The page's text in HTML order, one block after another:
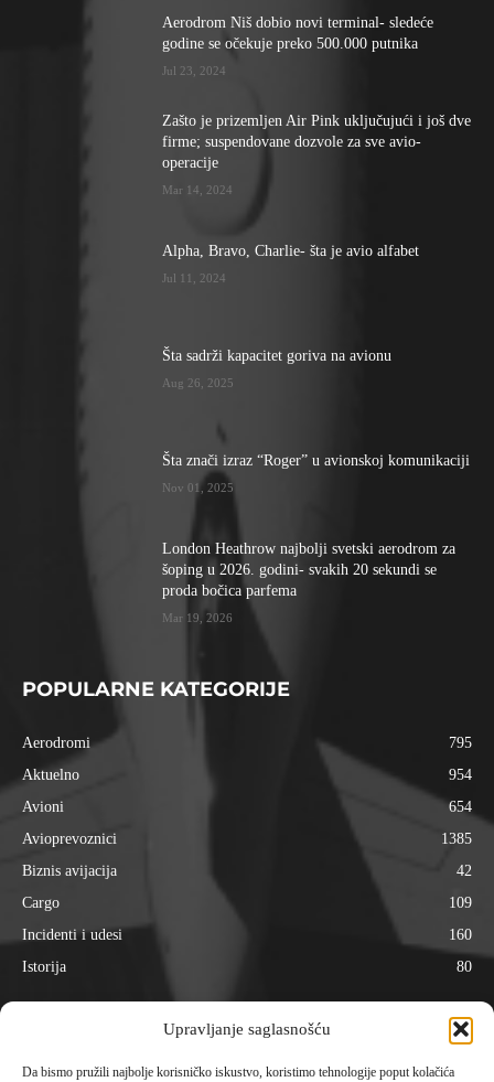
Upravljanje saglasnošću
Da bismo pružili najbolje korisničko iskustvo, koristimo tehnologije poput kolačića
Aerodrom Niš dobio novi terminal- sledeće
godine se očekuje preko 500.000 putnika
Jul 23, 2024
Zašto je prizemljen Air Pink uključujući i još dve
firme; suspendovane dozvole za sve avio-
operacije
Mar 14, 2024
Alpha, Bravo, Charlie- šta je avio alfabet
Jul 11, 2024
Šta sadrži kapacitet goriva na avionu
Aug 26, 2025
Šta znači izraz “Roger” u avionskoj komunikaciji
Nov 01, 2025
London Heathrow najbolji svetski aerodrom za
šoping u 2026. godini- svakih 20 sekundi se
proda bočica parfema
Mar 19, 2026
POPULARNE KATEGORIJE
Aerodromi
795
Aktuelno
954
Avioni
654
Avioprevoznici
1385
Biznis avijacija
42
Cargo
109
Incidenti i udesi
160
Istorija
80